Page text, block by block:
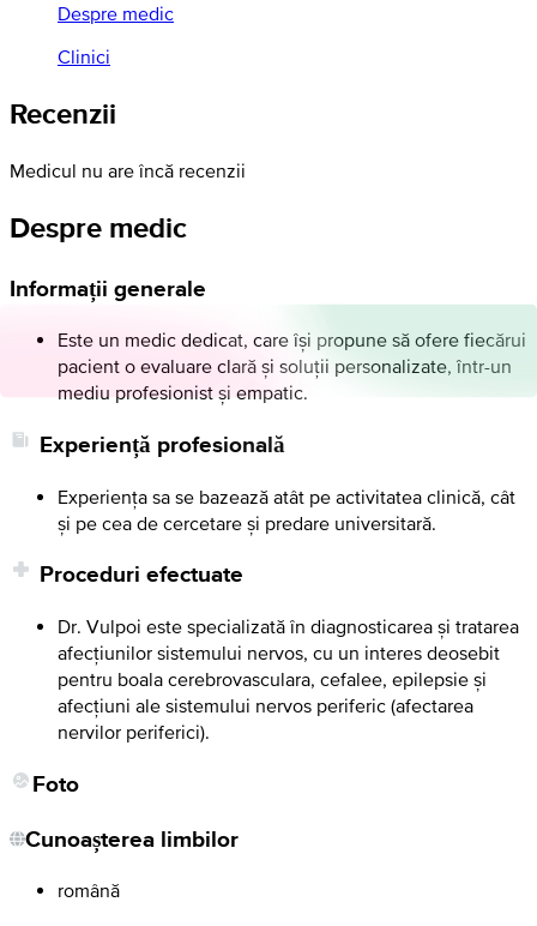
Despre medic
Clinici
Recenzii
Medicul nu are încă recenzii
Despre medic
Informații generale
Este un medic dedicat, care își propune să ofere fiecărui
pacient o evaluare clară și soluții personalizate, într-un
mediu profesionist și empatic.
Experiență profesională
Experiența sa se bazează atât pe activitatea clinică, cât
și pe cea de cercetare și predare universitară.
Proceduri efectuate
Dr. Vulpoi este specializată în diagnosticarea și tratarea
afecțiunilor sistemului nervos, cu un interes deosebit
pentru boala cerebrovasculara, cefalee, epilepsie și
afecțiuni ale sistemului nervos periferic (afectarea
nervilor periferici).
Foto
Cunoașterea limbilor
română